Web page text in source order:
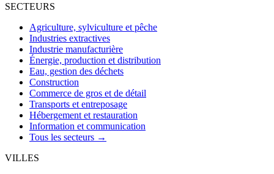
SECTEURS
Agriculture, sylviculture et pêche
Industries extractives
Industrie manufacturière
Énergie, production et distribution
Eau, gestion des déchets
Construction
Commerce de gros et de détail
Transports et entreposage
Hébergement et restauration
Information et communication
Tous les secteurs →
VILLES